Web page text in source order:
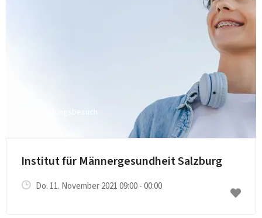
Einrichtungsbesuch
Institut für Männergesundheit Salzburg
Do. 11. November 2021 09:00 - 00:00